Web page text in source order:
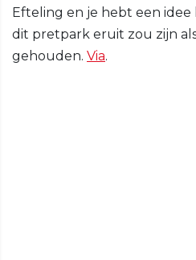
Efteling en je hebt een
dit pretpark eruit zou zijn
gehouden. Via.